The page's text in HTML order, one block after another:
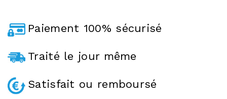
Paiement 100% sécurisé
Traité le jour même
Satisfait ou remboursé